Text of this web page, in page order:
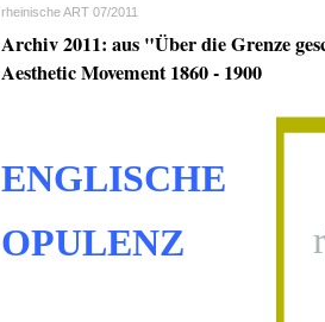
rheinische ART 07/2011
Archiv 2011: aus "Über die Grenze
Aesthetic Movement 1860 - 1900
ENGLISCHE
OPULENZ